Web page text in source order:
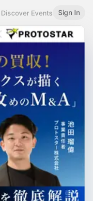
Discover Events Sign In